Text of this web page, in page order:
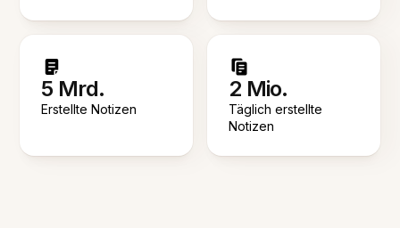
5 Mrd.
Erstellte Notizen
2 Mio.
Täglich erstellte
Notizen